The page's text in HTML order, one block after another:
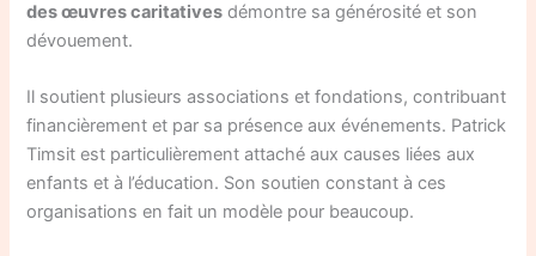
des œuvres caritatives démontre sa générosité et son
dévouement.
Il soutient plusieurs associations et fondations, contribuant
financièrement et par sa présence aux événements. Patrick
Timsit est particulièrement attaché aux causes liées aux
enfants et à l’éducation. Son soutien constant à ces
organisations en fait un modèle pour beaucoup.